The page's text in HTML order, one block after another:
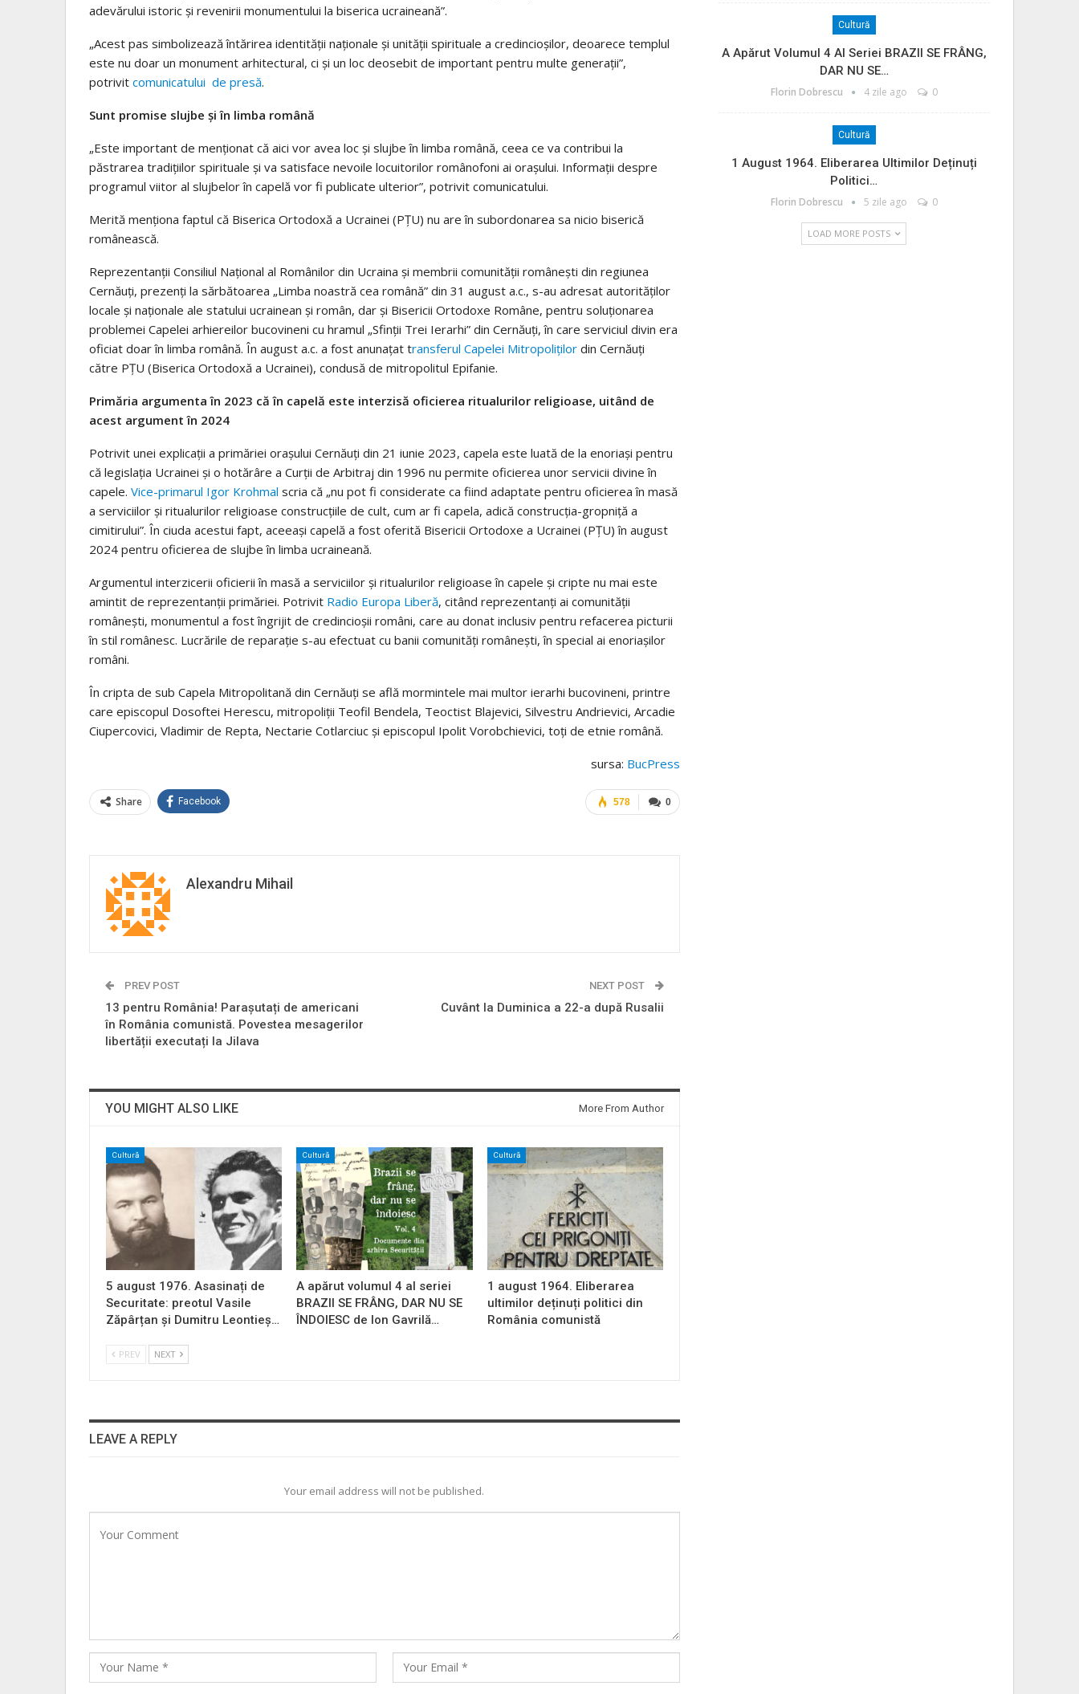
adevărului istoric și revenirii monumentului la biserica ucraineană”.
„Acest pas simbolizează întărirea identității naționale și unității spirituale a credincioșilor, deoarece templul
este nu doar un monument arhitectural, ci și un loc deosebit de important pentru multe generații”,
potrivit comunicatului de presă.
Sunt promise slujbe și în limba română
„Este important de menționat că aici vor avea loc și slujbe în limba română, ceea ce va contribui la
păstrarea tradițiilor spirituale și va satisface nevoile locuitorilor românofoni ai orașului. Informații despre
programul viitor al slujbelor în capelă vor fi publicate ulterior”, potrivit comunicatului.
Merită menționa faptul că Biserica Ortodoxă a Ucrainei (PȚU) nu are în subordonarea sa nicio biserică
românească.
Reprezentanții Consiliul Național al Românilor din Ucraina și membrii comunității românești din regiunea
Cernăuți, prezenți la sărbătoarea „Limba noastră cea română” din 31 august a.c., s-au adresat autorităților
locale și naționale ale statului ucrainean și român, dar și Bisericii Ortodoxe Române, pentru soluționarea
problemei Capelei arhiereilor bucovineni cu hramul „Sfinții Trei Ierarhi” din Cernăuți, în care serviciul divin era
oficiat doar în limba română. În august a.c. a fost anunațat transferul Capelei Mitropoliților din Cernăuți
către PȚU (Biserica Ortodoxă a Ucrainei), condusă de mitropolitul Epifanie.
Primăria argumenta în 2023 că în capelă este interzisă oficierea ritualurilor religioase, uitând de
acest argument în 2024
Potrivit unei explicații a primăriei orașului Cernăuți din 21 iunie 2023, capela este luată de la enoriași pentru
că legislația Ucrainei și o hotărâre a Curții de Arbitraj din 1996 nu permite oficierea unor servicii divine în
capele. Vice-primarul Igor Krohmal scria că „nu pot fi considerate ca fiind adaptate pentru oficierea în masă
a serviciilor și ritualurilor religioase construcțiile de cult, cum ar fi capela, adică construcția-gropniță a
cimitirului”. În ciuda acestui fapt, aceeași capelă a fost oferită Bisericii Ortodoxe a Ucrainei (PȚU) în august
2024 pentru oficierea de slujbe în limba ucraineană.
Argumentul interzicerii oficierii în masă a serviciilor și ritualurilor religioase în capele și cripte nu mai este
amintit de reprezentanții primăriei. Potrivit Radio Europa Liberă, citând reprezentanți ai comunității
românești, monumentul a fost îngrijit de credincioșii români, care au donat inclusiv pentru refacerea picturii
în stil românesc. Lucrările de reparație s-au efectuat cu banii comunități românești, în special ai enoriașilor
români.
În cripta de sub Capela Mitropolitană din Cernăuți se află mormintele mai multor ierarhi bucovineni, printre
care episcopul Dosoftei Herescu, mitropoliții Teofil Bendela, Teoctist Blajevici, Silvestru Andrievici, Arcadie
Ciupercovici, Vladimir de Repta, Nectarie Cotlarciuc și episcopul Ipolit Vorobchievici, toți de etnie română.
sursa: BucPress
0
578
Share Facebook
Alexandru Mihail
PREV POST
13 pentru România! Parașutați de americani
în România comunistă. Povestea mesagerilor
libertății executați la Jilava
NEXT POST
Cuvânt la Duminica a 22-a după Rusalii
YOU MIGHT ALSO LIKE More From Author
Cultură
5 august 1976. Asasinați de
Securitate: preotul Vasile
Zăpârțan și Dumitru Leontieș…
Cultură
A apărut volumul 4 al seriei
BRAZII SE FRÂNG, DAR NU SE
ÎNDOIESC de Ion Gavrilă…
Cultură
1 august 1964. Eliberarea
ultimilor deținuți politici din
România comunistă
PREV NEXT
LEAVE A REPLY
Your email address will not be published.
Cultură
A Apărut Volumul 4 Al Seriei BRAZII SE FRÂNG,
DAR NU SE…
Florin Dobrescu 4 zile ago 0
Cultură
1 August 1964. Eliberarea Ultimilor Deținuți
Politici…
Florin Dobrescu 5 zile ago 0
LOAD MORE POSTS